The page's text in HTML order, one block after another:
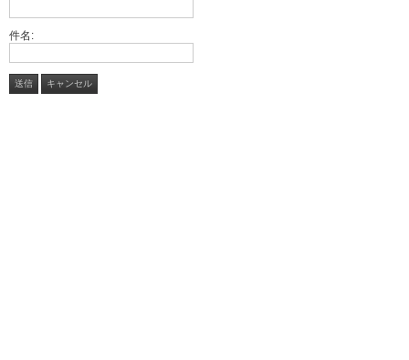
件名:
送信 キャンセル